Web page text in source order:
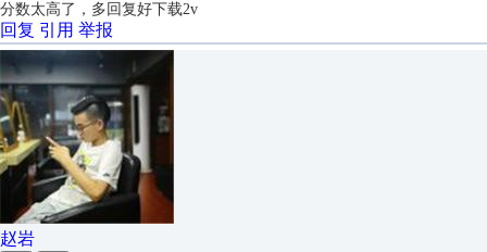
分数太高了，多回复好下载2v
回复 引用 举报
赵岩